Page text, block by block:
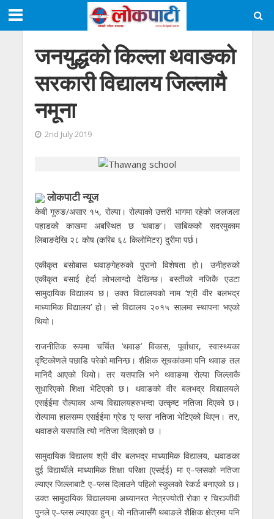
जनयुद्धको किल्ला थवाङको
सरकारी विद्यालय जिल्लामै
नमूना
2nd July 2019
लाेकपाटी न्यूज
केबी गुरुङ/असार १५, रोल्पा। रोल्पाको उत्तरी भागमा रहेको जलजला
पहाडको काखमा अबस्थित छ ‘थबाङ’। साबिकको सदरमुकाम
लिबाङदेखि २८ कोष (करिब ६८ किलोमिटर) दुरीमा पर्छ।
एकीकृत बसोबास थवाङ्गेहरुको पुरानो विशेषता हो। उनीहरुको
एकीकृत बसाई हेर्दा लोभलाग्दो देखिन्छ। बस्तीको नजिकै एउटा
सामुदायिक विद्यालय छ। उक्त विद्यालयको नाम ‘श्री वीर बलभद्र
माध्यामिक विद्यालय’ हो। सो विद्यालय २०१५ सालमा स्थापना भएको
थियो।
राजनीतिक रूपमा चर्चित ‘थवाङ’ विकास, पूर्वाधार, स्वास्थ्यका
दृष्टिकोणले पछाडि परेको मानिन्छ। शैक्षिक सूचकांकमा पनि थवाङ तल
मानिदै आएको थियो। तर यसपालि भने थवाङमा रोल्पा जिल्लाकै
सुधारिएको शिक्षा भेटिएको छ। थवाङको वीर बलभद्र विद्यालयले
एसईईमा रोल्पाका अन्य विद्यालयहरुभन्दा उत्कृष्ट नतिजा दिएको छ।
रोल्पामा हालसम्म एसईईमा ग्रेड ‘ए प्लस’ नतिजा भेटिएको थिएन। तर,
थवाङले यसपालि त्यो नतिजा दिलाएको छ ।
सामुदायिक विद्यालय श्री वीर बलभद्र माध्यामिक विद्यालय, थवाङका
दुई विद्यार्थीले माध्यामिक शिक्षा परिक्षा (एसईई) मा ए–प्लसको नतिजा
ल्याएर जिल्लाबाटै ए–प्लस दिलाउने पहिलो स्कुलको रेकर्ड बनाएको छ।
उक्त सामुदायिक विद्यालयमा अध्यानरत नेत्रज्योती रोका र चिरञ्जीवी
पुनले ए–प्लस ल्याएका हुन्। यो नतिजासँगै थबाङले शैक्षिक क्षेत्रमा पनि